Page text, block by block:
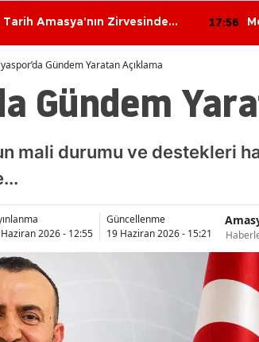
Tarih Amasya'nın Zirvesinde
17:56
Gündem Yaratan Açıklama
Gündem
mali durumu ve destekleri
2026 - 12:55
Güncellenme
19 Haziran 2026 - 15:21